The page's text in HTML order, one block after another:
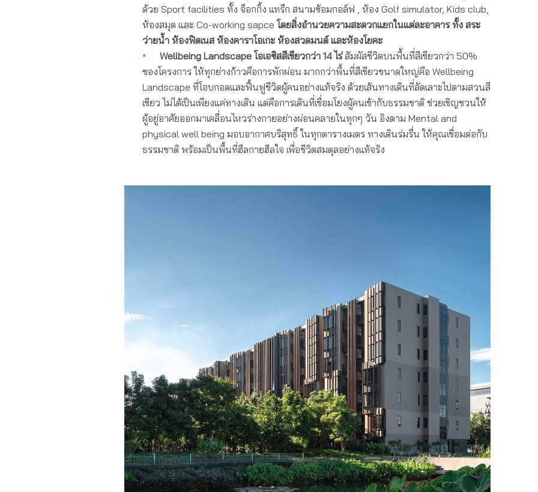
ด้วย Sport facilities ทั้ง จ็อกกิ้ง แทร็ก สนามซ้อมกอล์ฟ , ห้อง Golf simulator, Kids club,
ห้องสมุด และ Co-working sapce โดยสิ่งอำนวยความสะดวกแยกในแต่ละอาคาร ทั้ง สระ
ว่ายน้ำ ห้องฟิตเนส ห้องคาราโอเกะ ห้องสวดมนต์ และห้องโยคะ
Wellbeing Landscape โอเอซิสสีเขียวกว่า 14 ไร่สัมผัสชีวิตบนพื้นที่สีเขียวกว่า 50%
ของโครงการ ให้ทุกย่างก้าวคือการพักผ่อน มากกว่าพื้นที่สีเขียวขนาดใหญ่คือ Wellbeing
Landscape ที่โอบกอดและฟื้นฟูชีวิตผู้คนอย่างแท้จริง ด้วยเส้นทางเดินที่ลัดเลาะไปตามสวนสี
เขียว ไม่ได้เป็นเพียงแค่ทางเดิน แต่คือการเดินที่เชื่อมโยงผู้คนเข้ากับธรรมชาติ ช่วยเชิญชวนให้
ผู้อยู่อาศัยออกมาเคลื่อนไหวร่างกายอย่างผ่อนคลายในทุกๆ วัน อิงตาม Mental and
physical well being มอบอากาศบริสุทธิ์ ในทุกตารางเมตร ทางเดินร่มรื่น ให้คุณเชื่อมต่อกับ
ธรรมชาติ พร้อมเป็นพื้นที่ฮีลกายฮีลใจ เพื่อชีวิตสมดุลอย่างแท้จริง